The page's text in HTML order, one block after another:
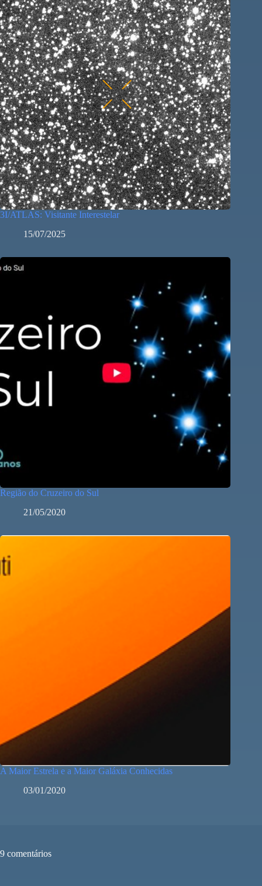
3I/ATLAS: Visitante Interestelar
15/07/2025
Região do Cruzeiro do Sul
21/05/2020
A Maior Estrela e a Maior Galáxia Conhecidas
03/01/2020
9 comentários